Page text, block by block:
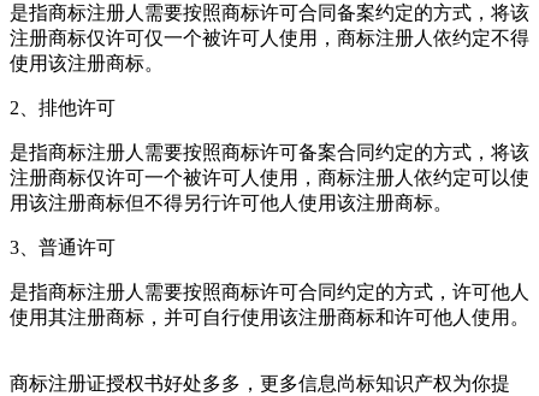
是指商标注册人需要按照商标许可合同备案约定的方式，将该
注册商标仅许可仅一个被许可人使用，商标注册人依约定不得
使用该注册商标。
2、排他许可
是指商标注册人需要按照商标许可备案合同约定的方式，将该
注册商标仅许可一个被许可人使用，商标注册人依约定可以使
用该注册商标但不得另行许可他人使用该注册商标。
3、普通许可
是指商标注册人需要按照商标许可合同约定的方式，许可他人
使用其注册商标，并可自行使用该注册商标和许可他人使用。
商标注册证授权书好处多多，更多信息尚标知识产权为你提